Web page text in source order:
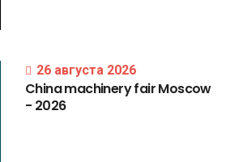
26 августа 2026
ChinamachineryfairMoscow
- 2026